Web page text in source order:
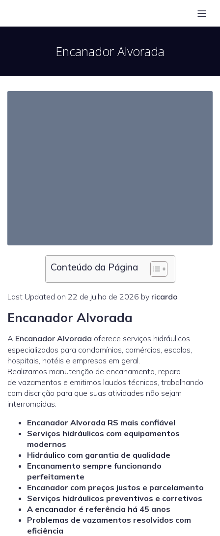
Encanador Alvorada
Conteúdo da Página
Last Updated on 22 de julho de 2026 by ricardo
Encanador Alvorada
A Encanador Alvorada oferece serviços hidráulicos
especializados para condomínios, comércios, escolas,
hospitais, hotéis e empresas em geral.
Realizamos manutenção de encanamento, reparo
de vazamentos e emitimos laudos técnicos, trabalhando
com discrição para que suas atividades não sejam
interrompidas.
Encanador Alvorada RS mais confiável
Serviços hidráulicos com equipamentos
modernos
Hidráulico com garantia de qualidade
Encanamento sempre funcionando
perfeitamente
Encanador com preços justos e parcelamento
Serviços hidráulicos preventivos e corretivos
A encanador é referência há 45 anos
Problemas de vazamentos resolvidos com
eficiência